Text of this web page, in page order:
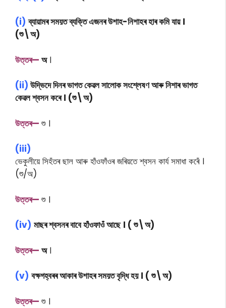
(i) ব্যায়ামৰ সময়ত ব্যক্তি এজনৰ উশাহ-নিশাহৰ হাৰ কমি যায় ।
(শু\অ)
উত্তৰ— অ ।
(ii) উদ্ভিদে দিনৰ ভাগত কেৱল সালোক সংশ্লেষণ আৰু নিশাৰ ভাগত
কেৱল শ্বসন কৰে । (শু\অ)
উত্তৰ— শু ।
(iii)
ভেকুলীয়ে সিহঁতৰ ছাল আৰু হাঁওফাঁওৰ জৰিয়তে শ্বসন কাৰ্য সমাধা কৰেঁ ।
(শু/অ)
উত্তৰ— শু ।
(iv) মাছৰ শ্বসনৰ বাবে হাঁওফাওঁ আছে । ( শু\অ)
উত্তৰ— অ ।
(v) বক্ষগহ্বৰৰ আকাৰ উশাহৰ সময়ত বৃদ্ধি হয় । ( শু\অ)
উত্তৰ— শু ।